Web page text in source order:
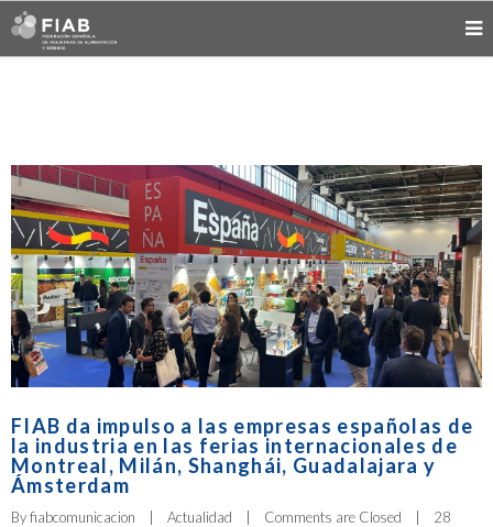
FIAB da impulso a las empresas españolas de
la industria en las ferias internacionales de
Montreal, Milán, Shanghái, Guadalajara y
Ámsterdam
By fiabcomunicacion | Actualidad | Comments are Closed |
28